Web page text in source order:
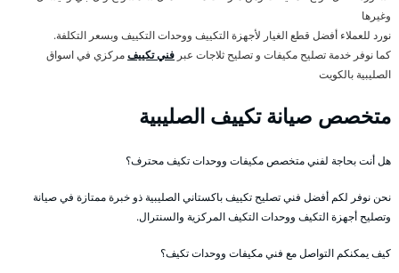
وغيرها
نورد للعملاء أفضل قطع الغيار لأجهزة التكييف ووحدات التكييف وبسعر التكلفة.
كما نوفر خدمة تصليح مكيفات و تصليح ثلاجات عبر فني تكييفمركزي في اسواق
الصليبية بالكويت
متخصص صيانة تكييف الصليبية
هل أنت بحاجة لفني متخصص مكيفات ووحدات تكيف محترف؟
نحن نوفر لكم أفضل فني تصليح تكييف باكستاني الصليبية ذو خبرة ممتازة في صيانة
وتصليح أجهزة التكيف ووحدات التكيف المركزية والسنترال.
كيف يمكنكم التواصل مع فني مكيفات ووحدات تكيف؟